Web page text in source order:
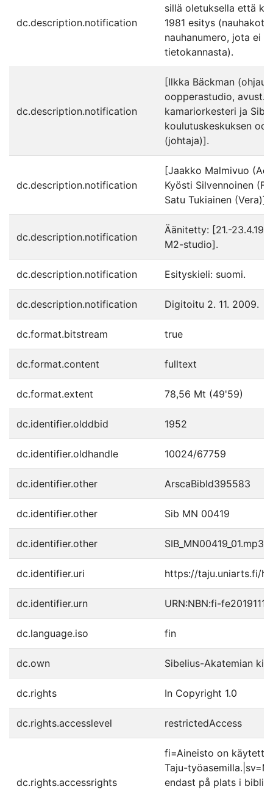
dc.description.notification
sillä oletuksella että
1981 esitys
nauhanumero, jota ei
tietokannasta).
dc.description.notification
[Ilkka Bäckman
oopperastudio, avust.
kamariorkesteri ja
koulutuskeskuksen
(johtaja)].
dc.description.notification
[Jaakko Malmivuo
Kyösti Silvennoinen
Satu Tukiainen (Vera)].
dc.description.notification
Äänitetty: [21.-
M2-studio].
dc.description.notification Esityskieli: suomi.
dc.description.notification Digitoitu 2. 11. 2009.
dc.format.bitstream true
dc.format.content fulltext
dc.format.extent 78,56 Mt (49'59)
dc.identifier.olddbid 1952
dc.identifier.oldhandle 10024/67759
dc.identifier.other ArscaBibId395583
dc.identifier.other Sib MN 00419
dc.identifier.other SIB_MN00419_01.mp3
dc.identifier.uri https://taju.uniarts.fi/
dc.identifier.urn URN:NBN:fi-
dc.language.iso fin
dc.own Sibelius-Akatemian
dc.rights In Copyright 1.0
dc.rights.accesslevel restrictedAccess
dc.rights.accessrights
fi=Aineisto on
Taju-
endast på plats i